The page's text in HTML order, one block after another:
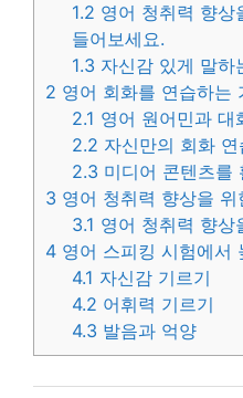
1.2 영어 청취력 향상
들어보세요.
1.3 자신감 있게 말하
2 영어 회화를 연습하는
2.1 영어 원어민과 대
2.2 자신만의 회화
2.3 미디어 콘텐츠를
3 영어 청취력 향상을
3.1 영어 청취력 향상
4 영어 스피킹 시험에서
4.1 자신감 기르기
4.2 어휘력 기르기
4.3 발음과 억양